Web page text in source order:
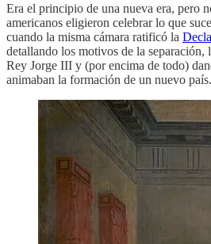
Era el principio de una nueva era, pero
americanos eligieron celebrar lo que
cuando la misma cámara ratificó la
detallando los motivos de la separación,
Rey Jorge III y (por encima de todo)
animaban la formación de un nuevo país.